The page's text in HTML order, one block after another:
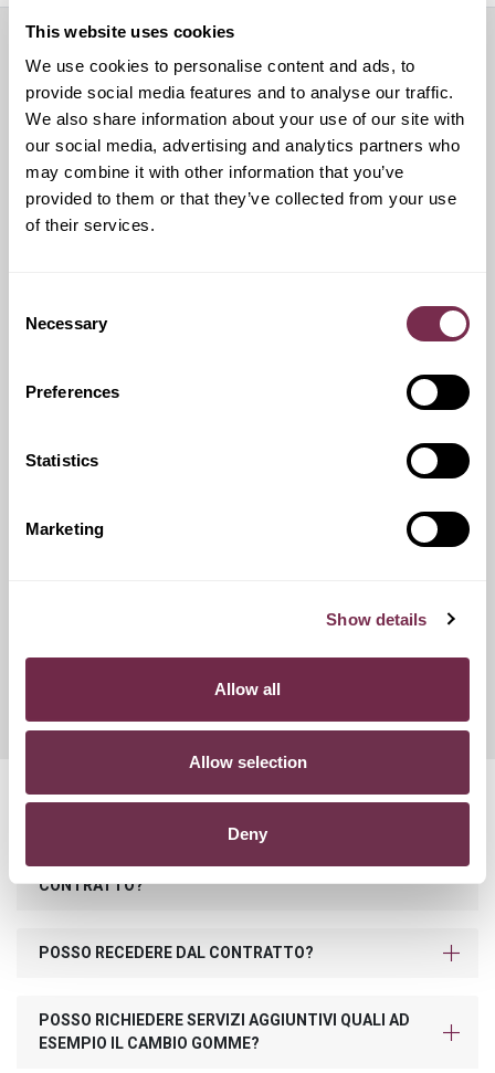
This website uses cookies
We use cookies to personalise content and ads, to
provide social media features and to analyse our traffic.
We also share information about your use of our site with
our social media, advertising and analytics partners who
may combine it with other information that you’ve
provided to them or that they’ve collected from your use
of their services.
Selection
Necessary
Preferences
Statistics
Marketing
Show details
Allow all
Allow selection
Deny
Servizi aggiuntivi
Ritiro Usato
I nostri esperti ti forniranno una valutazione gratuita della
anche con pneumatici termici (se montabili sui cerchi in
dotazione), o in alternativa, qualora fosse possibile, con
l'importo del canone mensile di noleggio.
Domande frequenti
CONTRATTO?
POSSO RECEDERE DAL CONTRATTO?
POSSO RICHIEDERE SERVIZI AGGIUNTIVI QUALI AD
ESEMPIO IL CAMBIO GOMME?